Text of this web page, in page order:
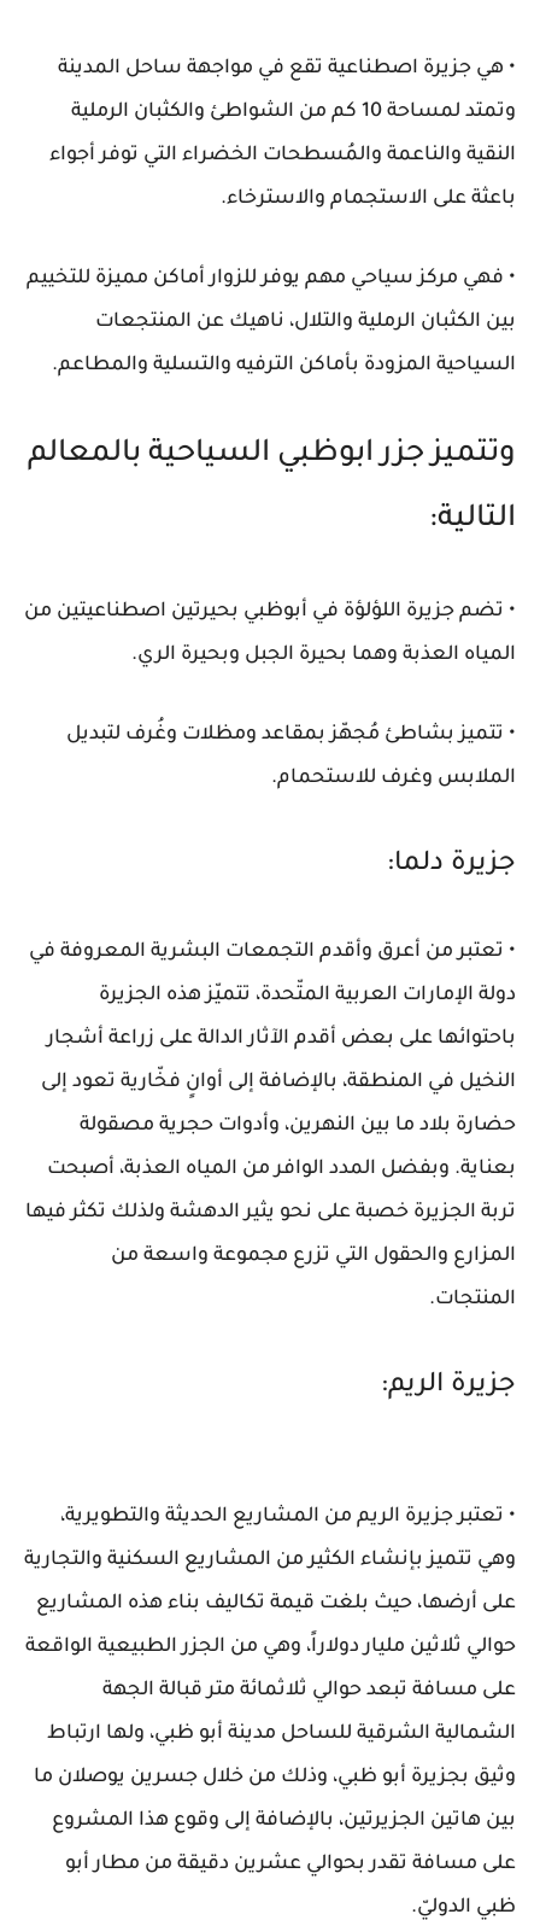
• هي جزيرة اصطناعية تقع في مواجهة ساحل المدينة
وتمتد لمساحة 10 كم من الشواطئ والكثبان الرملية
النقية والناعمة والمُسطحات الخضراء التي توفر أجواء
باعثة على الاستجمام والاسترخاء.
• فهي مركز سياحي مهم يوفر للزوار أماكن مميزة للتخييم
بين الكثبان الرملية والتلال، ناهيك عن المنتجعات
السياحية المزودة بأماكن الترفيه والتسلية والمطاعم.
وتتميز جزر ابوظبي السياحية بالمعالم
التالية:
• تضم جزيرة اللؤلؤة في أبوظبي بحيرتين اصطناعيتين من
المياه العذبة وهما بحيرة الجبل وبحيرة الري.
• تتميز بشاطئ مُجهّز بمقاعد ومظلات وغُرف لتبديل
الملابس وغرف للاستحمام.
جزيرة دلما:
• تعتبر من أعرق وأقدم التجمعات البشرية المعروفة في
دولة الإمارات العربية المتّحدة، تتميّز هذه الجزيرة
باحتوائها على بعض أقدم الآثار الدالة على زراعة أشجار
النخيل في المنطقة، بالإضافة إلى أوانٍ فخّارية تعود إلى
حضارة بلاد ما بين النهرين، وأدوات حجرية مصقولة
بعناية. وبفضل المدد الوافر من المياه العذبة، أصبحت
تربة الجزيرة خصبة على نحو يثير الدهشة ولذلك تكثر فيها
المزارع والحقول التي تزرع مجموعة واسعة من
المنتجات.
جزيرة الريم:
• تعتبر جزيرة الريم من المشاريع الحديثة والتطويرية،
وهي تتميز بإنشاء الكثير من المشاريع السكنية والتجارية
على أرضها، حيث بلغت قيمة تكاليف بناء هذه المشاريع
حوالي ثلاثين مليار دولاراً، وهي من الجزر الطبيعية الواقعة
على مسافة تبعد حوالي ثلاثمائة متر قبالة الجهة
الشمالية الشرقية للساحل مدينة أبو ظبي، ولها ارتباط
وثيق بجزيرة أبو ظبي، وذلك من خلال جسرين يوصلان ما
بين هاتين الجزيرتين، بالإضافة إلى وقوع هذا المشروع
على مسافة تقدر بحوالي عشرين دقيقة من مطار أبو
ظبي الدوليّ.